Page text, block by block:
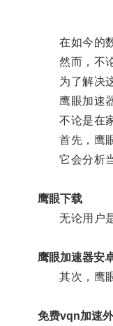
在如今的数
然而，不论
为了解决这
鹰眼加速器
不论是在家
首先，鹰眼
它会分析当
鹰眼下载
无论用户是
鹰眼加速器安
其次，鹰眼
免费vqn加速